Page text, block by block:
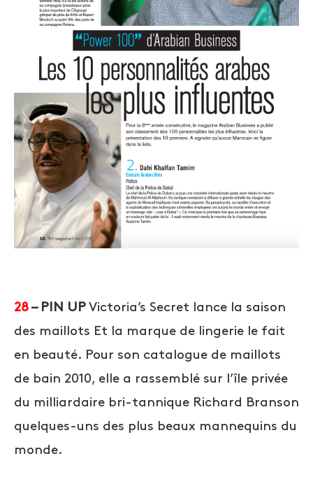
28 – PIN UP Victoria’s Secret lance la saison
des maillots Et la marque de lingerie le fait
en beauté. Pour son catalogue de maillots
de bain 2010, elle a rassemblé sur l’île privée
du milliardaire bri-tannique Richard Branson
quelques-uns des plus beaux mannequins du
monde.